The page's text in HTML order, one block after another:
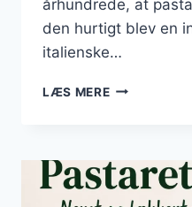
århundrede, at
den hurtigt blev en
italienske…
LÆS MERE
OG